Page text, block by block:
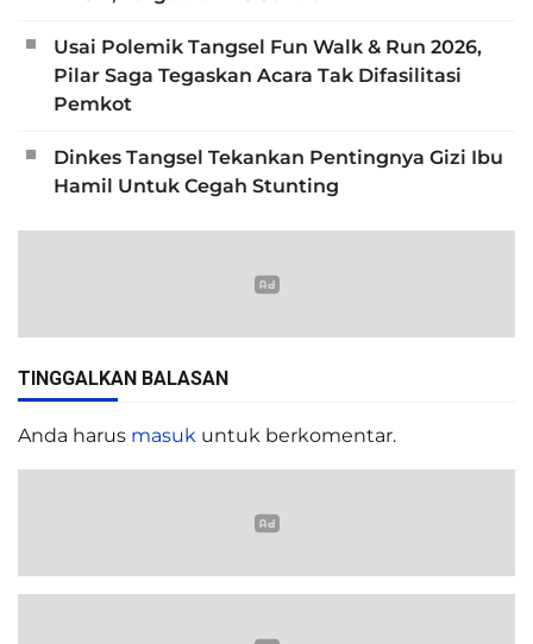
Usai Polemik Tangsel Fun Walk & Run 2026,
Pilar Saga Tegaskan Acara Tak Difasilitasi
Pemkot
Dinkes Tangsel Tekankan Pentingnya Gizi Ibu
Hamil Untuk Cegah Stunting
TINGGALKAN BALASAN
Anda harus masuk untuk berkomentar.